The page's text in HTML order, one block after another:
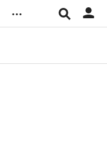
...